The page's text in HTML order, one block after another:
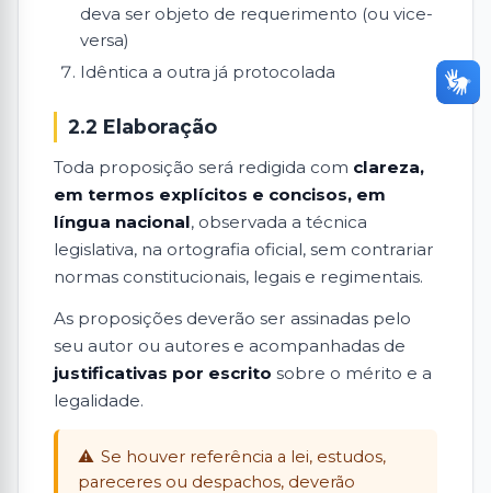
deva ser objeto de requerimento (ou vice-
versa)
Idêntica a outra já protocolada
2.2 Elaboração
Toda proposição será redigida com clareza,
em termos explícitos e concisos, em
língua nacional, observada a técnica
legislativa, na ortografia oficial, sem contrariar
normas constitucionais, legais e regimentais.
As proposições deverão ser assinadas pelo
seu autor ou autores e acompanhadas de
justificativas por escrito sobre o mérito e a
legalidade.
Se houver referência a lei, estudos,
pareceres ou despachos, deverão